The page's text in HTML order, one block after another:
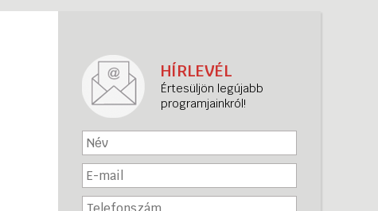
Különleges programok
Kapcsolódás
életkoronként
HÍRLEVÉL
Értesüljön legújabb
programjainkról!